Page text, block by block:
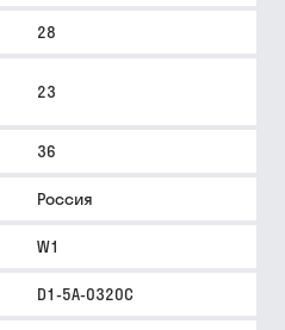
28
23
36
Россия
W1
D1-5A-0320C